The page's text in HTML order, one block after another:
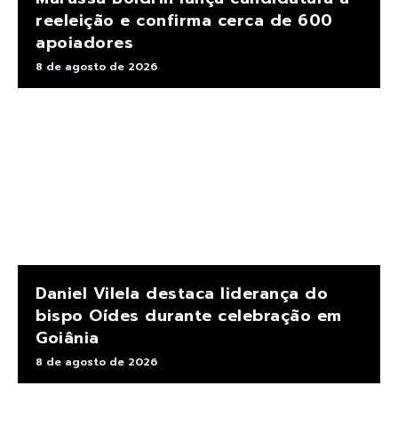
reeleição e confirma cerca de 600
apoiadores
8 de agosto de 2026
Daniel Vilela destaca liderança do
bispo Oídes durante celebração em
Goiânia
8 de agosto de 2026